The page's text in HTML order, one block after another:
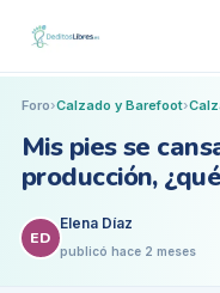
Foro›Calzado y Barefoot›
Mis pies se
producción,
ED
Elena Díaz
publicó hace 2 meses